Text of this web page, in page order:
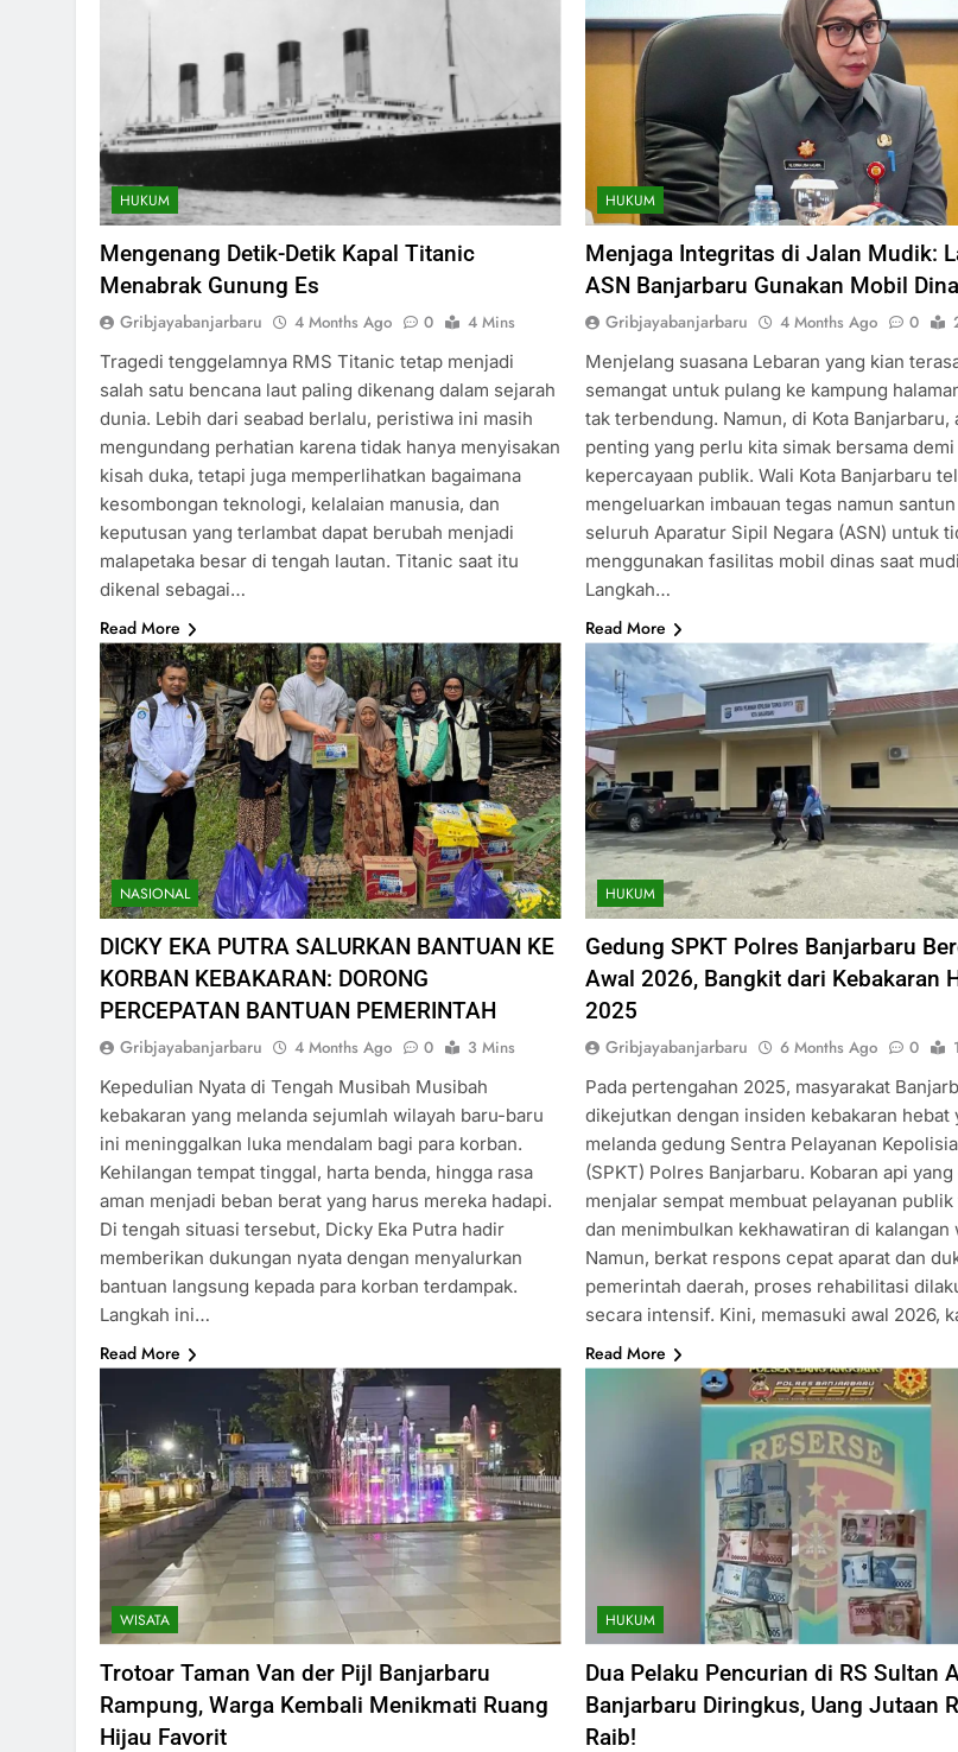
HUKUM
Mengenang Detik-Detik Kapal Titanic
Menabrak Gunung Es
Gribjayabanjarbaru 4 Months Ago 0
4 Mins
Tragedi tenggelamnya RMS Titanic tetap menjadi
salah satu bencana laut paling dikenang dalam sejarah
dunia. Lebih dari seabad berlalu, peristiwa ini masih
mengundang perhatian karena tidak hanya menyisakan
kisah duka, tetapi juga memperlihatkan bagaimana
kesombongan teknologi, kelalaian manusia, dan
keputusan yang terlambat dapat berubah menjadi
malapetaka besar di tengah lautan. Titanic saat itu
dikenal sebagai…
Read More
HUKUM
Menjaga Integritas di Jalan Mudik:
ASN Banjarbaru Gunakan Mobil
Gribjayabanjarbaru 4 Months Ago 0
Menjelang suasana Lebaran yang kian
semangat untuk pulang ke kampung
tak terbendung. Namun, di Kota Banjarbaru,
penting yang perlu kita simak bersama
kepercayaan publik. Wali Kota Banjarbaru
mengeluarkan imbauan tegas namun
seluruh Aparatur Sipil Negara (ASN) untuk
menggunakan fasilitas mobil dinas saat
Langkah…
Read More
NASIONAL
DICKY EKA PUTRA SALURKAN BANTUAN KE
KORBAN KEBAKARAN: DORONG
PERCEPATAN BANTUAN PEMERINTAH
Gribjayabanjarbaru 4 Months Ago 0
3 Mins
Kepedulian Nyata di Tengah Musibah Musibah
kebakaran yang melanda sejumlah wilayah baru-baru
ini meninggalkan luka mendalam bagi para korban.
Kehilangan tempat tinggal, harta benda, hingga rasa
aman menjadi beban berat yang harus mereka hadapi.
Di tengah situasi tersebut, Dicky Eka Putra hadir
memberikan dukungan nyata dengan menyalurkan
bantuan langsung kepada para korban terdampak.
Langkah ini…
Read More
HUKUM
Gedung SPKT Polres Banjarbaru
Awal 2026, Bangkit dari Kebakaran
2025
Gribjayabanjarbaru 6 Months Ago 0
Pada pertengahan 2025, masyarakat
dikejutkan dengan insiden kebakaran hebat
melanda gedung Sentra Pelayanan
(SPKT) Polres Banjarbaru. Kobaran api
menjalar sempat membuat pelayanan
dan menimbulkan kekhawatiran di kalangan
Namun, berkat respons cepat aparat dan
pemerintah daerah, proses rehabilitasi
secara intensif. Kini, memasuki awal 2026,
Read More
WISATA
Trotoar Taman Van der Pijl Banjarbaru
Rampung, Warga Kembali Menikmati Ruang
Hijau Favorit
HUKUM
Dua Pelaku Pencurian di RS Sultan
Banjarbaru Diringkus, Uang Jutaan
Raib!